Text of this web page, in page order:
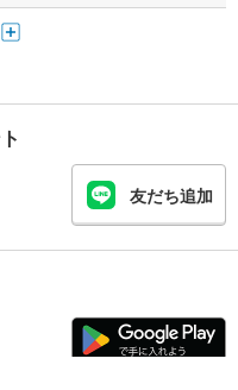
友だち追加